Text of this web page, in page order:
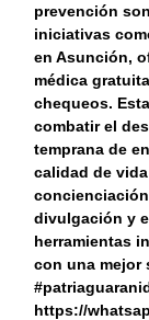
prevención
iniciativas
en Asunción,
médica
chequeos.
combatir el
temprana de
calidad de
divulgación y
herramientas
con una mejor
https://